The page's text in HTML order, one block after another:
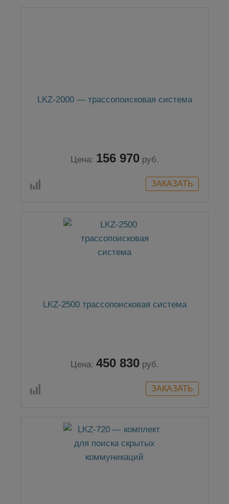
LKZ-2000 — трассопоисковая система
Цена: 156 970 руб.
LKZ-2500 трассопоисковая система
Цена: 450 830 руб.